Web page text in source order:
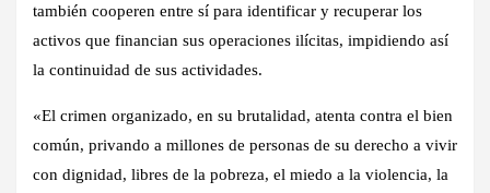
también cooperen entre sí para identificar y recuperar los
activos que financian sus operaciones ilícitas, impidiendo así
la continuidad de sus actividades.
«El crimen organizado, en su brutalidad, atenta contra el bien
común, privando a millones de personas de su derecho a vivir
con dignidad, libres de la pobreza, el miedo a la violencia, la